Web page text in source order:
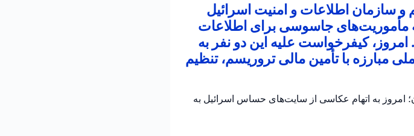
و سازمان اطلاعات و امنیت اسرائیل
مأموریت‌های جاسوسی برای اطلاعات
امروز، کیفرخواست علیه این دو نفر به
مبارزه با تأمین مالی تروریسم، تنظیم
امروز به اتهام عکاسی از سایت‌های حساس اسرائیل به